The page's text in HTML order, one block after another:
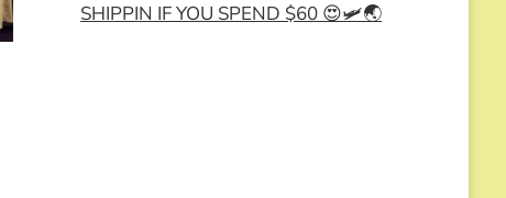
SHIPPIN IF YOU SPEND $60 😍🛩️🌏